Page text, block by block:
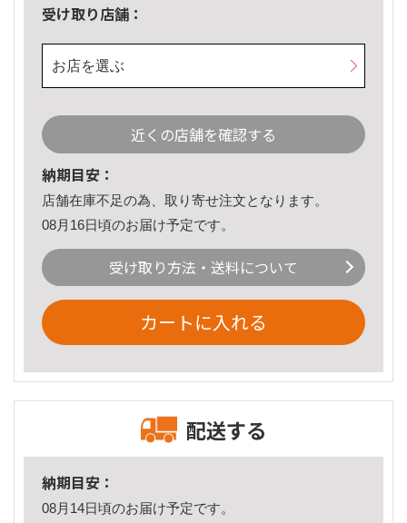
受け取り店舗：
お店を選ぶ
近くの店舗を確認する
納期目安：
店舗在庫不足の為、取り寄せ注文となります。
08月16日頃のお届け予定です。
受け取り方法・送料について
カートに入れる
配送する
納期目安：
08月14日頃のお届け予定です。